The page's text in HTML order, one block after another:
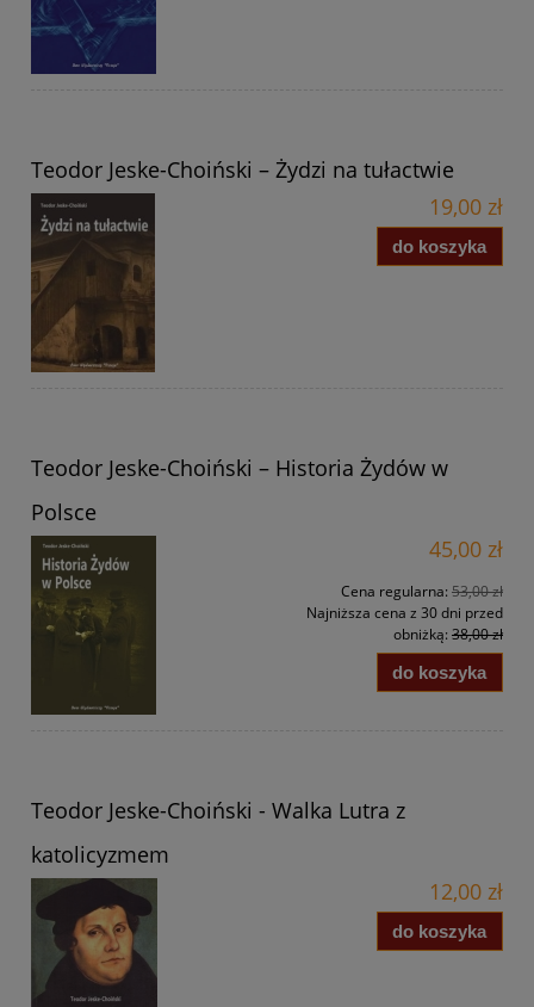
Teodor Jeske-Choiński – Żydzi na tułactwie
19,00 zł
do koszyka
Teodor Jeske-Choiński – Historia Żydów w
Polsce
45,00 zł
Cena regularna: 53,00 zł
Najniższa cena z 30 dni przed
obniżką: 38,00 zł
do koszyka
Teodor Jeske-Choiński - Walka Lutra z
katolicyzmem
12,00 zł
do koszyka